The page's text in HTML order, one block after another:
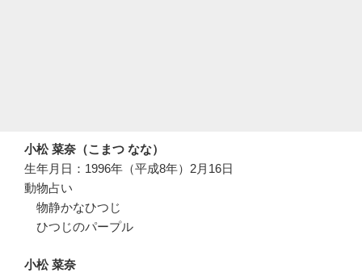
小松 菜奈（こまつ なな）
生年月日：1996年（平成8年）2月16日
動物占い
物静かなひつじ
ひつじのパープル
小松 菜奈